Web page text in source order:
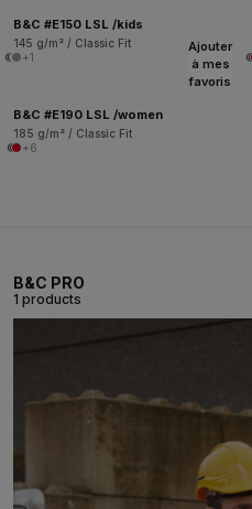
B&C #E150 LSL /kids
145 g/m² / Classic Fit
+1
Ajouter
à mes
favoris
B&C #E190 LSL /women
185 g/m² / Classic Fit
+6
B&C PRO
1 products